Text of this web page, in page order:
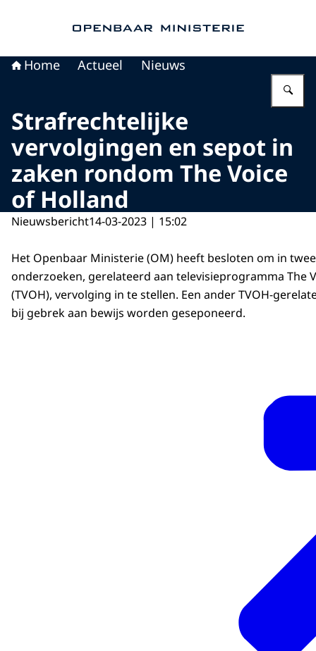
Home Actueel Nieuws
Strafrechtelijke
vervolgingen en sepot in
zaken rondom The Voice
of Holland
Nieuwsbericht14-03-2023 | 15:02
Het Openbaar Ministerie (OM) heeft besloten om in
onderzoeken, gerelateerd aan televisieprogramma The
(TVOH), vervolging in te stellen. Een ander TVOH-
bij gebrek aan bewijs worden geseponeerd.